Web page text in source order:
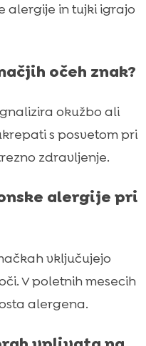
alergije in tujki igrajo
očeh znak?
okužbo ali
s posvetom pri
zdravljenje.
alergije pri
vključujejo
V poletnih mesecih
alergena.